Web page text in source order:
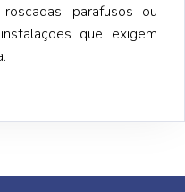
parafusos ou
que exigem